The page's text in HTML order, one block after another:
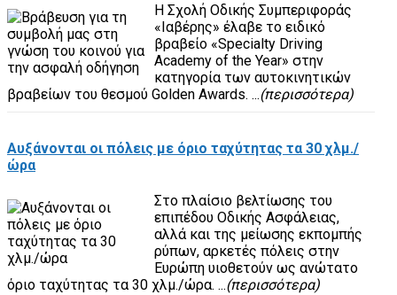
Η Σχολή Οδικής Συμπεριφοράς
«Ιαβέρης» έλαβε το ειδικό
βραβείο «Specialty Driving
Academy of the Year» στην
κατηγορία των αυτοκινητικών
βραβείων του θεσμού Golden Awards. ...(περισσότερα)
Αυξάνονται οι πόλεις με όριο ταχύτητας τα 30 χλμ./
ώρα
Στο πλαίσιο βελτίωσης του
επιπέδου Οδικής Ασφάλειας,
αλλά και της μείωσης εκπομπής
ρύπων, αρκετές πόλεις στην
Ευρώπη υιοθετούν ως ανώτατο
όριο ταχύτητας τα 30 χλμ./ώρα. ...(περισσότερα)